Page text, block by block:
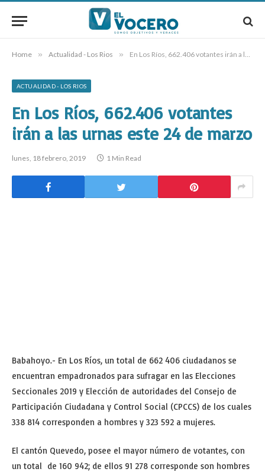
Home » Actualidad - Los Rios » En Los Ríos, 662.406 votantes irán a las urnas este 24 de marzo
ACTUALIDAD - LOS RIOS
En Los Ríos, 662.406 votantes
irán a las urnas este 24 de marzo
lunes, 18 febrero, 2019 1 Min Read
Babahoyo.- En Los Ríos, un total de 662 406 ciudadanos se
encuentran empadronados para sufragar en las Elecciones
Seccionales 2019 y Elección de autoridades del Consejo de
Participación Ciudadana y Control Social (CPCCS) de los cuales
338 814 corresponden a hombres y 323 592 a mujeres.
El cantón Quevedo, posee el mayor número de votantes, con
un total de 160 942; de ellos 91 278 corresponde son hombres